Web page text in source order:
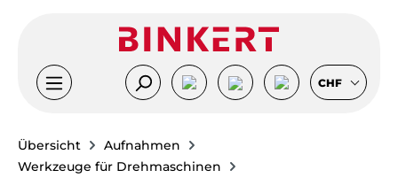
CHF
Übersicht
Aufnahmen
Werkzeuge für Drehmaschinen